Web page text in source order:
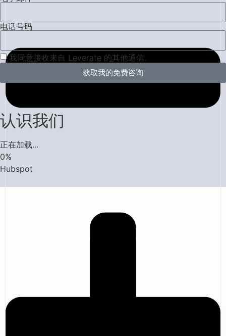
电话号码
我同意接收来自 Leverate 的其他通信。
获取我的免费咨询
认识我们
正在加载...
0%
Hubspot